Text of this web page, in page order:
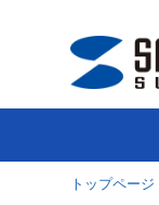
トップページ